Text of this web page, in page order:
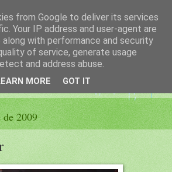
las palabras
FELISA MORENO
de 2009
from Google to deliver its services
Your IP address and user-agent are
along with performance and security
of service, generate usage
and address abuse.
MORE GOT IT